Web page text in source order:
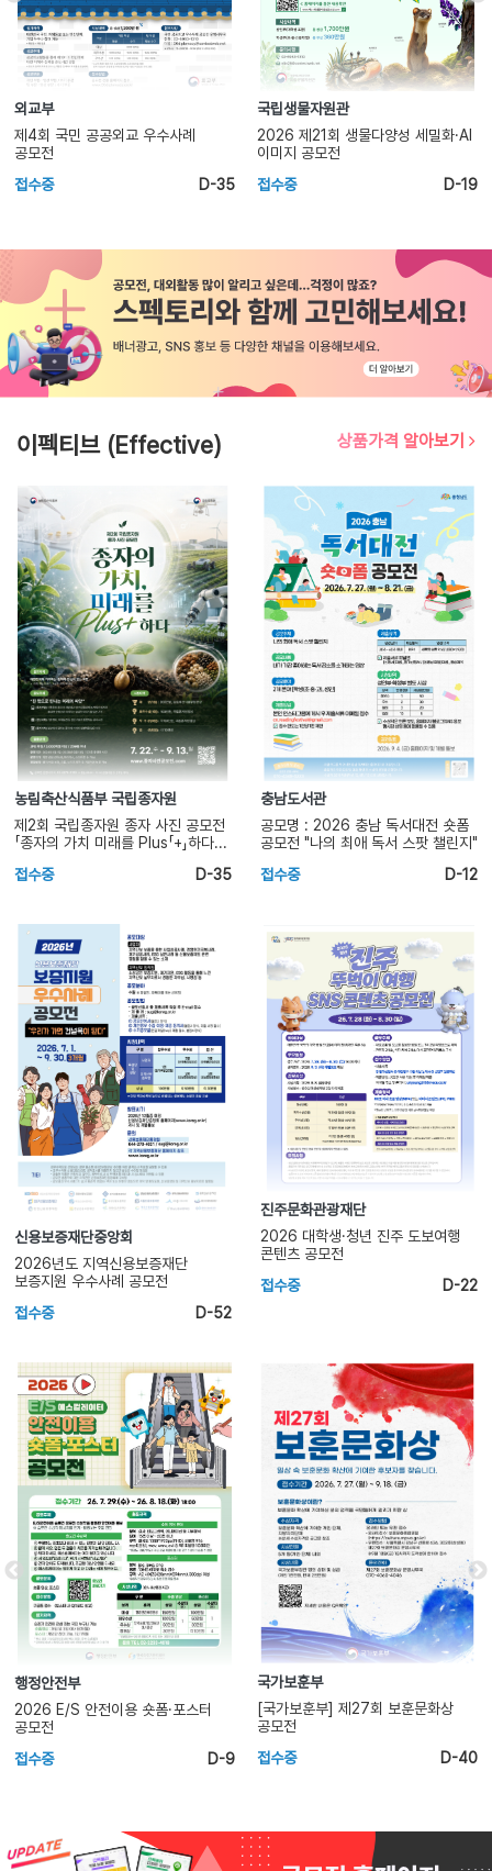
국립생물자원관
2026 제21회 생물다양성 세밀화·AI
이미지 공모전
접수중
D-19
일제강제동원피해자지원재단
2026년 일제 강제동원 역사를
기억하기 위한 글짓기 대회
마감임박
D-1
이펙티브 (Effective) 상품가격 알아보기
농림축산식품부 국립종자원
제2회 국립종자원 종자 사진 공모전
「종자의 가치 미래를 Plus「+」하다...
접수중
D-35
충남도서관
공모명 : 2026 충남 독서대전 숏폼
공모전 "나의 최애 독서 스팟 챌린지"
접수중
D-12
신용보증재단중앙회
2026년도 지역신용보증재단
보증지원 우수사례 공모전
접수중
D-52
진주문화관광재단
2026 대학생·청년 진주 도보여행
콘텐츠 공모전
접수중
D-22
국가보훈부
[국가보훈부] 제27회 보훈문화상
공모전
접수중
D-40
김제시
제31회 지평선 전국 청소년가요제
접수중 D-38